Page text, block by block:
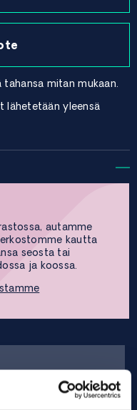
mitan mukaan.
lähetetään yleensä
autamme
kautta
seosta tai
ja koossa.